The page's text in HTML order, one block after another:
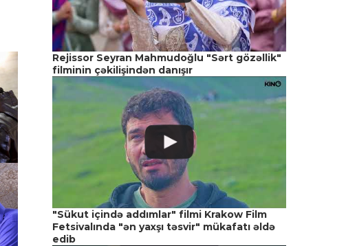
Rejissor Seyran Mahmudoğlu "Sərt gözəllik"
filminin çəkilişindən danışır
"Sükut içində addımlar" filmi Krakow Film
Fetsivalında "ən yaxşı təsvir" mükafatı əldə
edib